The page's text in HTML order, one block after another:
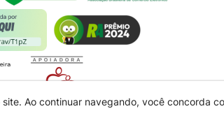
Ao continuar navegando, você concorda